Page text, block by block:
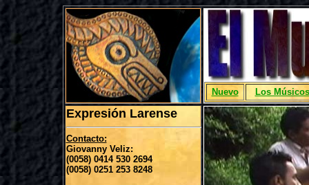
Nuevo Los Músicos
Expresión Larense
Contacto:
Giovanny Veliz:
(0058) 0414 530 2694
(0058) 0251 253 8248